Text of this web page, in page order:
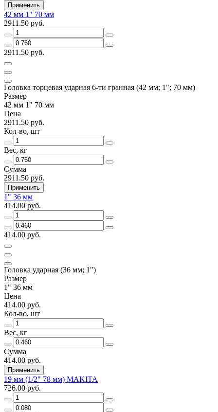
Применить
42 мм 1" 70 мм
2911.50 руб.
2911.50 руб.
Головка торцевая ударная 6-ти гранная (42 мм; 1"; 70 мм)
Размер
42 мм 1" 70 мм
Цена
2911.50 руб.
Кол-во, шт
Вес, кг
Сумма
2911.50 руб.
Применить
1" 36 мм
414.00 руб.
414.00 руб.
Головка ударная (36 мм; 1")
Размер
1" 36 мм
Цена
414.00 руб.
Кол-во, шт
Вес, кг
Сумма
414.00 руб.
Применить
19 мм (1/2" 78 мм) MAKITA
726.00 руб.